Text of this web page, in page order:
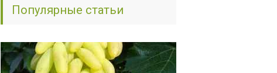
Популярные статьи